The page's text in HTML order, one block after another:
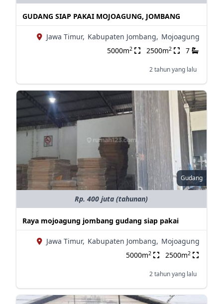
GUDANG SIAP PAKAI MOJOAGUNG, JOMBANG
Jawa Timur, Kabupaten Jombang, Mojoagung
5000m2 2500m2 7
2 tahun yang lalu
Gudang
Rp. 400 juta (tahunan)
Raya mojoagung jombang gudang siap pakai
Jawa Timur, Kabupaten Jombang, Mojoagung
5000m2 2500m2
2 tahun yang lalu